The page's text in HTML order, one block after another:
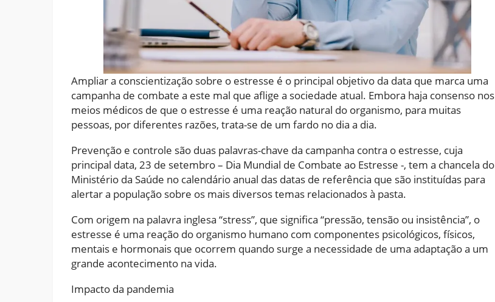
Ampliar a conscientização sobre o estresse é o principal objetivo da data que marca uma
campanha de combate a este mal que aflige a sociedade atual. Embora haja consenso nos
meios médicos de que o estresse é uma reação natural do organismo, para muitas
pessoas, por diferentes razões, trata-se de um fardo no dia a dia.
Prevenção e controle são duas palavras-chave da campanha contra o estresse, cuja
principal data, 23 de setembro – Dia Mundial de Combate ao Estresse -, tem a chancela do
Ministério da Saúde no calendário anual das datas de referência que são instituídas para
alertar a população sobre os mais diversos temas relacionados à pasta.
Com origem na palavra inglesa “stress”, que significa “pressão, tensão ou insistência”, o
estresse é uma reação do organismo humano com componentes psicológicos, físicos,
mentais e hormonais que ocorrem quando surge a necessidade de uma adaptação a um
grande acontecimento na vida.
Impacto da pandemia